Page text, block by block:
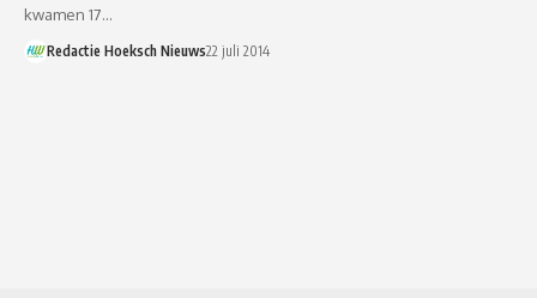
kwamen 17…
Redactie Hoeksch Nieuws22 juli 2014